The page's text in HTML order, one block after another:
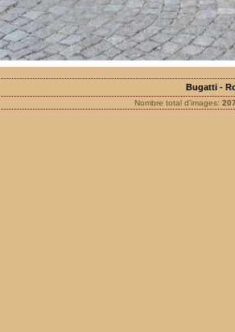
Bugatti -
Nombre total d'images: